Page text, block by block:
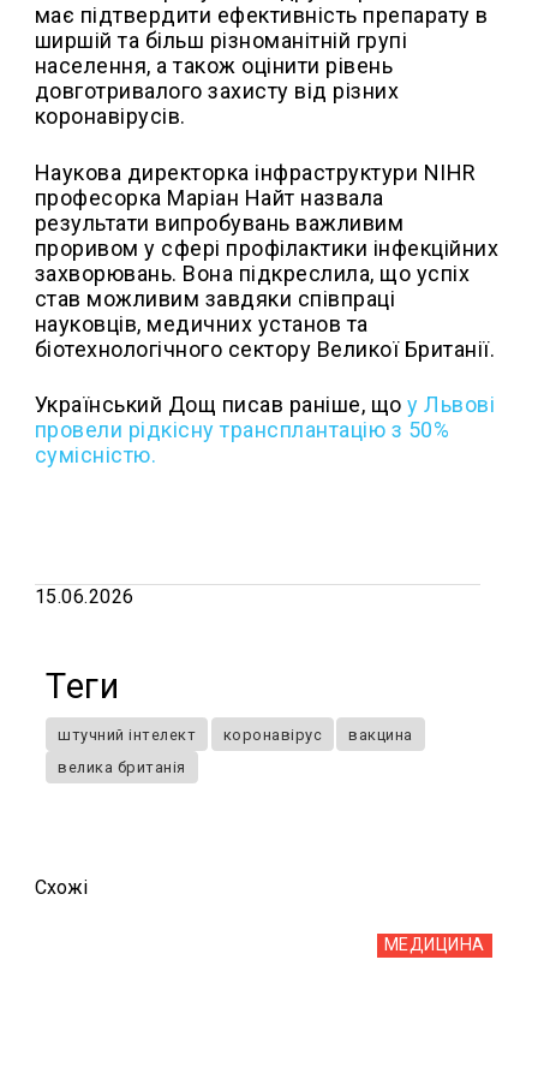
має підтвердити ефективність препарату в
ширшій та більш різноманітній групі
населення, а також оцінити рівень
довготривалого захисту від різних
коронавірусів.
Наукова директорка інфраструктури NIHR
професорка Маріан Найт назвала
результати випробувань важливим
проривом у сфері профілактики інфекційних
захворювань. Вона підкреслила, що успіх
став можливим завдяки співпраці
науковців, медичних установ та
біотехнологічного сектору Великої Британії.
Український Дощ писав раніше, що уЛьвові
провели рідкісну трансплантацію з 50%
сумісністю.
15.06.2026
Теги
штучний інтелект коронавірус
вакцина
велика британія
Схожi
МЕДИЦИНА